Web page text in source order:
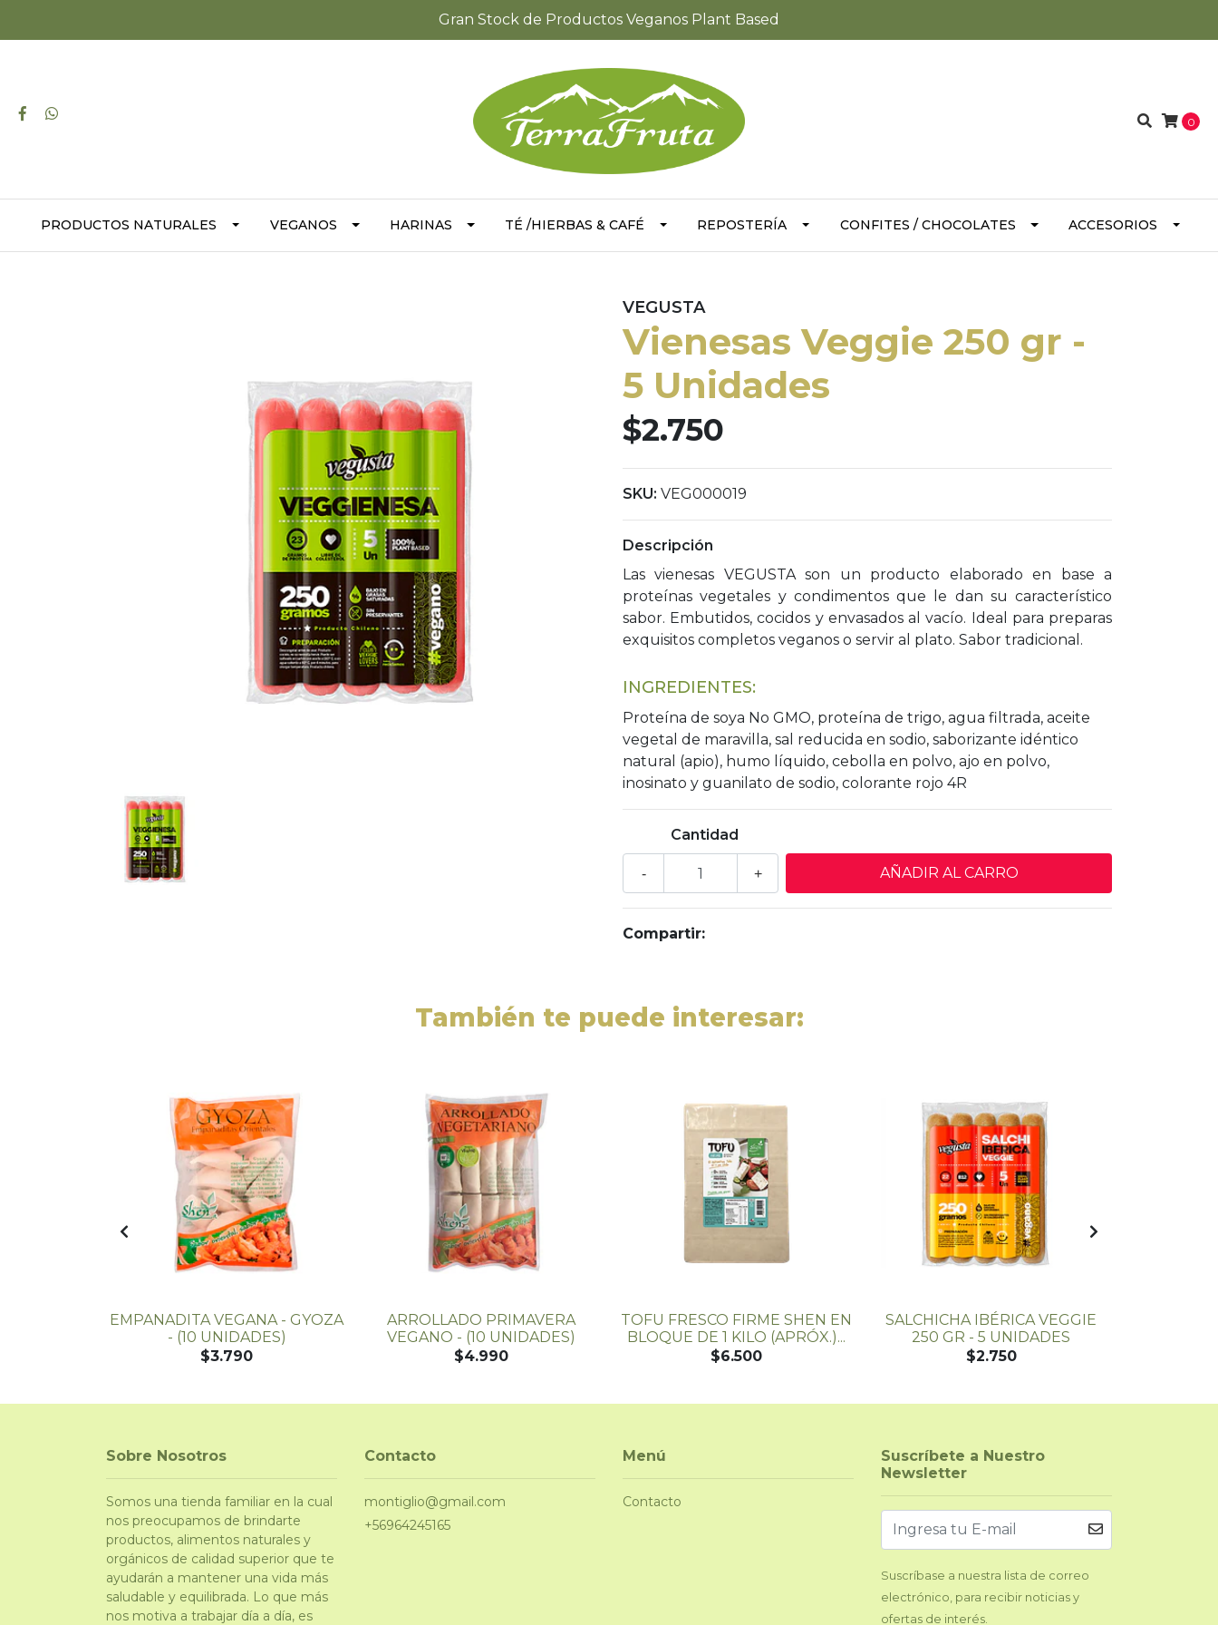
Gran Stock de Productos Veganos Plant Based
0
PRODUCTOS NATURALES VEGANOS HARINAS TÉ /HIERBAS & CAFÉ REPOSTERÍA CONFITES / CHOCOLATES ACCESORIOS
VEGUSTA
Vienesas Veggie 250 gr -
5 Unidades
$2.750
SKU: VEG000019
Descripción
Las vienesas VEGUSTA son un producto elaborado en base a
proteínas vegetales y condimentos que le dan su característico
sabor. Embutidos, cocidos y envasados al vacío. Ideal para preparas
exquisitos completos veganos o servir al plato. Sabor tradicional.
INGREDIENTES:
Proteína de soya No GMO, proteína de trigo, agua filtrada, aceite
vegetal de maravilla, sal reducida en sodio, saborizante idéntico
natural (apio), humo líquido, cebolla en polvo, ajo en polvo,
inosinato y guanilato de sodio, colorante rojo 4R
Cantidad
+
-
Compartir:
También te puede interesar:
EMPANADITA VEGANA - GYOZA
- (10 UNIDADES)
$3.790
ARROLLADO PRIMAVERA
VEGANO - (10 UNIDADES)
$4.990
TOFU FRESCO FIRME SHEN EN
BLOQUE DE 1 KILO (APRÓX.)...
$6.500
SALCHICHA IBÉRICA VEGGIE
250 GR - 5 UNIDADES
$2.750
Sobre Nosotros
Somos una tienda familiar en la cual
nos preocupamos de brindarte
productos, alimentos naturales y
orgánicos de calidad superior que te
ayudarán a mantener una vida más
saludable y equilibrada. Lo que más
nos motiva a trabajar día a día, es
Contacto
montiglio@gmail.com
+56964245165
Menú
Contacto
Suscríbete a Nuestro
Newsletter
Suscríbase a nuestra lista de correo
electrónico, para recibir noticias y
ofertas de interés.